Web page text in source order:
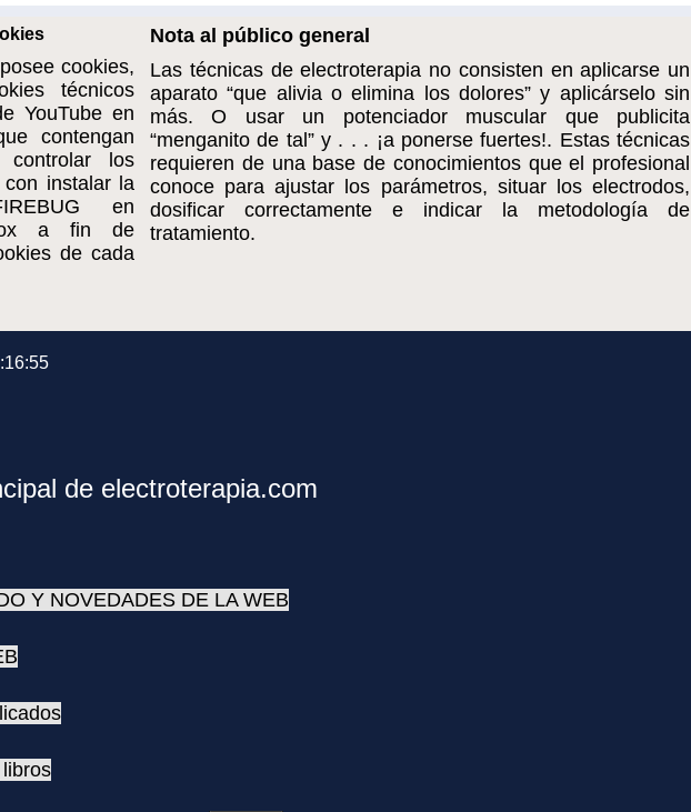
cookies,
técnicos
YouTube en
contengan
controlar los
instalar la
en
a fin de
de cada
Nota al público general
Las técnicas de electroterapia no consisten en aplicarse un
aparato “que alivia o elimina los dolores” y aplicárselo sin
más. O usar un potenciador muscular que publicita
“menganito de tal” y . . . ¡a ponerse fuertes!. Estas técnicas
requieren de una base de conocimientos que el profesional
conoce para ajustar los parámetros, situar los electrodos,
dosificar correctamente e indicar la metodología de
tratamiento.
de electroterapia.com
Y NOVEDADES DE LA WEB